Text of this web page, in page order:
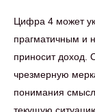
Цифра 4 может
прагматичным и
приносит доход.
чрезмерную
понимания